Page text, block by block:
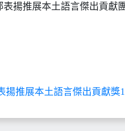
表揚推展本土語言傑出貢獻
揚推展本土語言傑出貢獻獎